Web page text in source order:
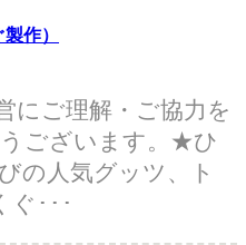
作）
にご理解・ご協力を
ございます。★ひ
の人気グッツ、ト
ぐ･･･